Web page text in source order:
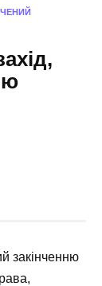
закінченню